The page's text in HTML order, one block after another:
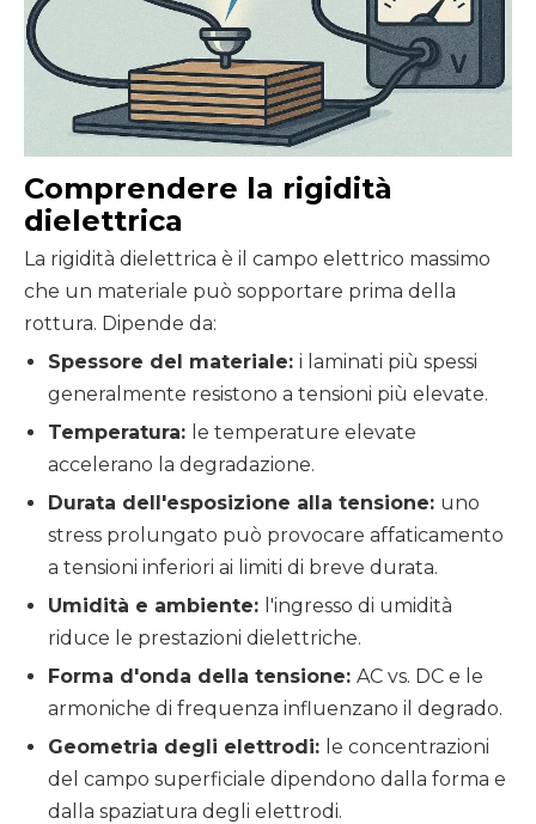
Comprendere la rigidità
dielettrica
La rigidità dielettrica è il campo elettrico massimo
che un materiale può sopportare prima della
rottura. Dipende da:
Spessore del materiale: i laminati più spessi
generalmente resistono a tensioni più elevate.
Temperatura: le temperature elevate
accelerano la degradazione.
Durata dell'esposizione alla tensione: uno
stress prolungato può provocare affaticamento
a tensioni inferiori ai limiti di breve durata.
Umidità e ambiente: l'ingresso di umidità
riduce le prestazioni dielettriche.
Forma d'onda della tensione: AC vs. DC e le
armoniche di frequenza influenzano il degrado.
Geometria degli elettrodi: le concentrazioni
del campo superficiale dipendono dalla forma e
dalla spaziatura degli elettrodi.